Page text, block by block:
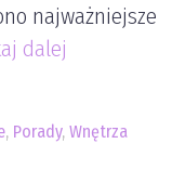
najważniejsze
dalej
, Porady, Wnętrza